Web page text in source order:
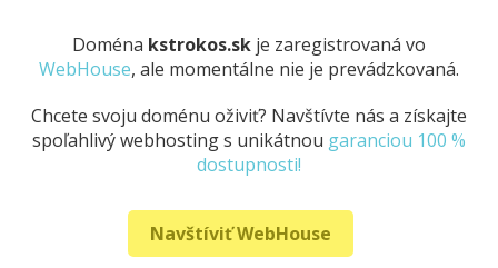
Doména kstrokos.sk je zaregistrovaná vo
WebHouse, ale momentálne nie je prevádzkovaná.
Chcete svoju doménu oživiť? Navštívte nás a získajte
spoľahlivý webhosting s unikátnou garanciou 100 %
dostupnosti!
Navštíviť WebHouse